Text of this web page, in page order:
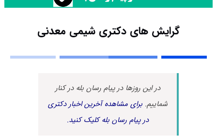
گرایش های دکتری شیمی معدنی
در این روزها در پیام رسان بله در کنار
شماییم.برای مشاهده آخرین اخبار دکتری
در پیام رسان بله کلیک کنید.